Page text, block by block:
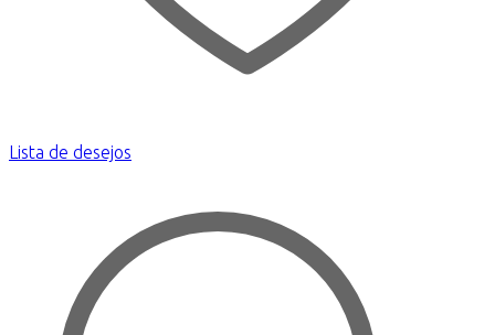
Lista de desejos